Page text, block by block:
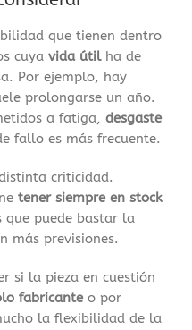
que tienen dentro
cuya vida útil ha de
Por ejemplo, hay
prolongarse un año.
a fatiga, desgaste
fallo es más frecuente.
criticidad.
tener siempre en stock
que puede bastar la
más previsiones.
si la pieza en cuestión
fabricante o por
la flexibilidad de la